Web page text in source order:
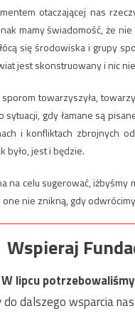
otaczającej nas
mamy świadomość, że
się środowiska i grupy
jest skonstruowany i nic
towarzyszyła,
gdy łamane są
i konfliktach zbrojnych
było, jest i będzie.
na celu sugerować,
nie znikną, gdy
Wspieraj
W lipcu
do dalszego wsparcia